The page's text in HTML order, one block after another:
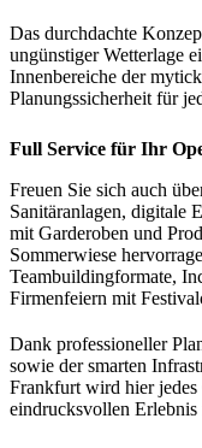
Das durchdachte
ungünstiger Wetterlage
Innenbereiche der
Planungssicherheit für
Full Service für Ihr
Freuen Sie sich auch
Sanitäranlagen, digitale
mit Garderoben und
Sommerwiese
Teambuildingformate,
Firmenfeiern mit
Dank professioneller
sowie der smarten
Frankfurt wird hier jedes
eindrucksvollen